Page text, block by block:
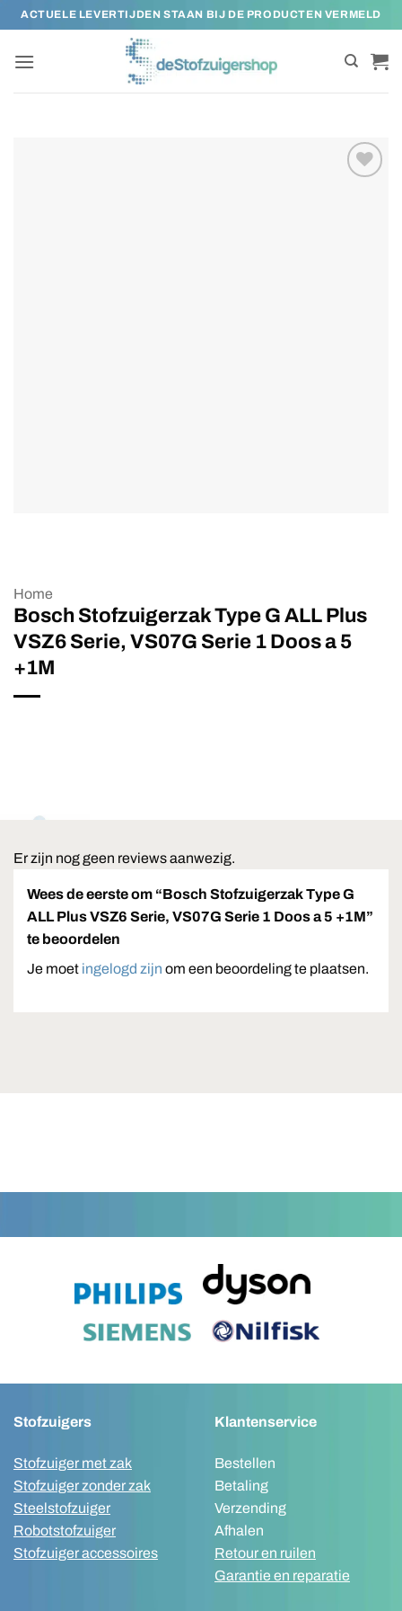
naar
inhoud
ACTUELE LEVERTIJDEN STAAN BIJ DE PRODUCTEN VERMELD
Home
Bosch Stofzuigerzak Type G ALL Plus
VSZ6 Serie, VS07G Serie 1 Doos a 5
+1M
Er zijn nog geen reviews aanwezig.
Wees de eerste om “Bosch Stofzuigerzak Type G
ALL Plus VSZ6 Serie, VS07G Serie 1 Doos a 5 +1M”
te beoordelen
Je moet ingelogd zijn om een beoordeling te plaatsen.
Stofzuigers
Stofzuiger met zak
Stofzuiger zonder zak
Steelstofzuiger
Robotstofzuiger
Stofzuiger accessoires
Klantenservice
Bestellen
Betaling
Verzending
Afhalen
Retour en ruilen
Garantie en reparatie